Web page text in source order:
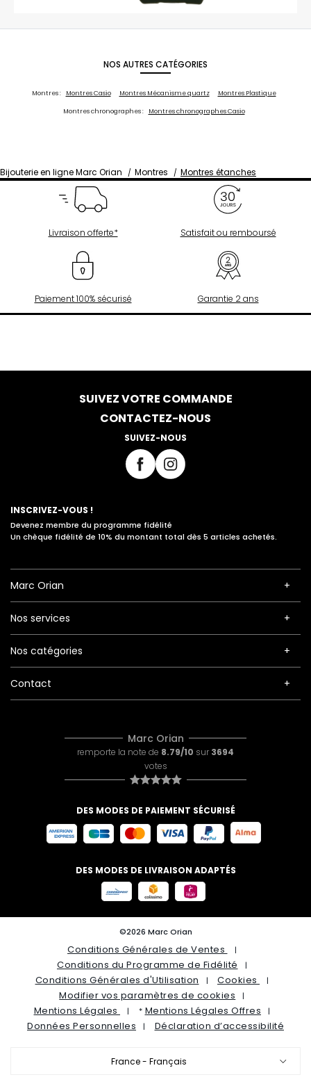
NOS AUTRES CATÉGORIES
Montres : Montres Casio Montres Mécanisme quartz Montres Plastique
Montres chronographes : Montres chronographes Casio
Bijouterie en ligne Marc Orian Montres Montres étanches
Livraison offerte* Satisfait ou remboursé
Paiement 100% sécurisé Garantie 2 ans
SUIVEZ VOTRE COMMANDE
CONTACTEZ-NOUS
SUIVEZ-NOUS
INSCRIVEZ-VOUS !
Devenez membre du programme fidélité
Un chèque fidélité de 10% du montant total dès 5 articles achetés.
Marc Orian
Nos services
Nos catégories
Contact
Marc Orian
remporte la note de 8.79/10 sur 3694
votes
DES MODES DE PAIEMENT SÉCURISÉ
DES MODES DE LIVRAISON ADAPTÉS
©2026 Marc Orian
Conditions Générales de Ventes
Conditions du Programme de Fidélité
Conditions Générales d'Utilisation
Cookies
Modifier vos paramètres de cookies
Mentions Légales
* Mentions Légales Offres
Données Personnelles
Déclaration d’accessibilité
France - Français